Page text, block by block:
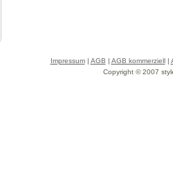
Impressum| AGB | AGB kommerziell|
Copyright © 2007